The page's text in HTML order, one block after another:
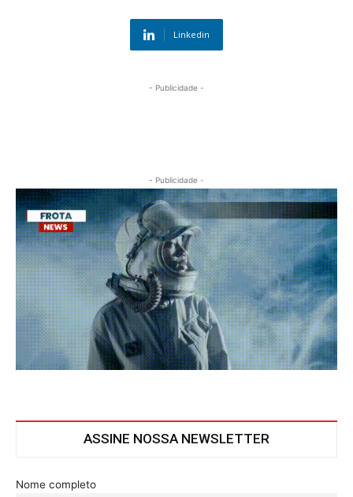
Linkedin
- Publicidade -
- Publicidade -
ASSINE NOSSA NEWSLETTER
Nome completo